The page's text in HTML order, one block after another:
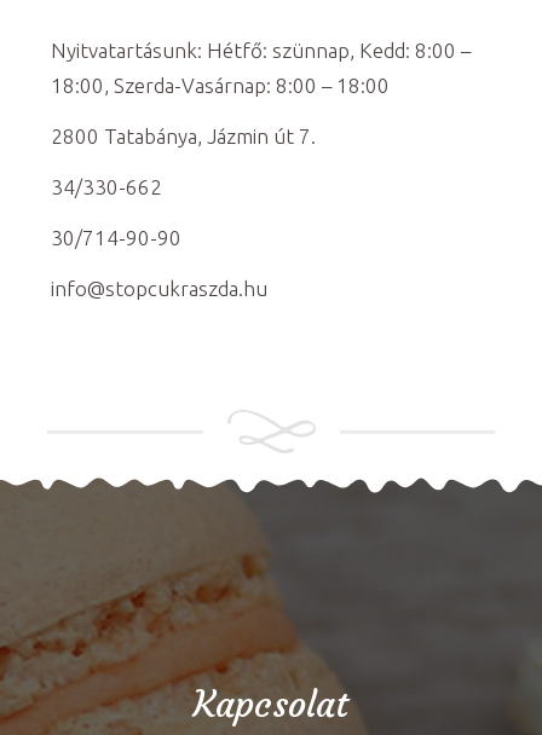
Nyitvatartásunk: Hétfő: szünnap, Kedd: 8:00 –
18:00, Szerda-Vasárnap: 8:00 – 18:00
2800 Tatabánya, Jázmin út 7.
34/330-662
30/714-90-90
info@stopcukraszda.hu
Kapcsolat